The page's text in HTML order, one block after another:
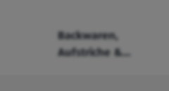
Backwaren,
Aufstriche &